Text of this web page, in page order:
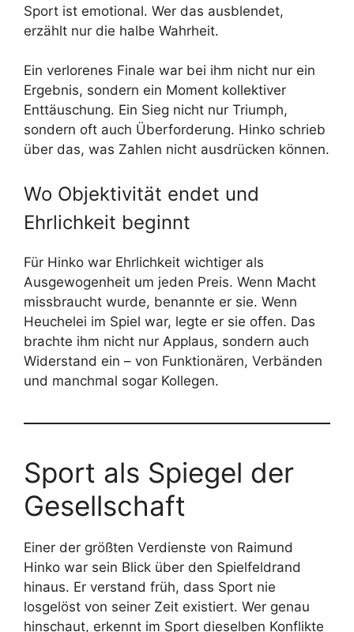
Sport ist emotional. Wer das ausblendet,
erzählt nur die halbe Wahrheit.
Ein verlorenes Finale war bei ihm nicht nur ein
Ergebnis, sondern ein Moment kollektiver
Enttäuschung. Ein Sieg nicht nur Triumph,
sondern oft auch Überforderung. Hinko schrieb
über das, was Zahlen nicht ausdrücken können.
Wo Objektivität endet und
Ehrlichkeit beginnt
Für Hinko war Ehrlichkeit wichtiger als
Ausgewogenheit um jeden Preis. Wenn Macht
missbraucht wurde, benannte er sie. Wenn
Heuchelei im Spiel war, legte er sie offen. Das
brachte ihm nicht nur Applaus, sondern auch
Widerstand ein – von Funktionären, Verbänden
und manchmal sogar Kollegen.
Sport als Spiegel der
Gesellschaft
Einer der größten Verdienste von Raimund
Hinko war sein Blick über den Spielfeldrand
hinaus. Er verstand früh, dass Sport nie
losgelöst von seiner Zeit existiert. Wer genau
hinschaut, erkennt im Sport dieselben Konflikte